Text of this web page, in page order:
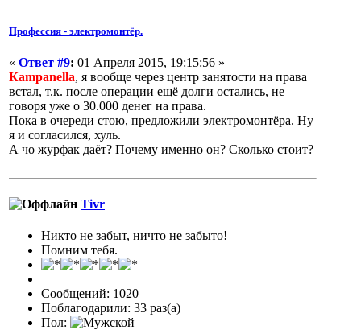
Профессия - электромонтёр.
« Ответ #9: 01 Апреля 2015, 19:15:56 »
Кampanella, я вообще через центр занятости на права
встал, т.к. после операции ещё долги остались, не
говоря уже о 30.000 денег на права.
Пока в очереди стою, предложили электромонтёра. Ну
я и согласился, хуль.
А чо журфак даёт? Почему именно он? Сколько стоит?
Tivr
Никто не забыт, ничто не забыто!
Помним тебя.
Сообщений: 1020
Поблагодарили: 33 раз(а)
Пол: